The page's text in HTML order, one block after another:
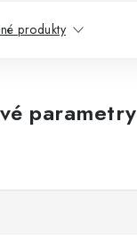
produkty
parametry